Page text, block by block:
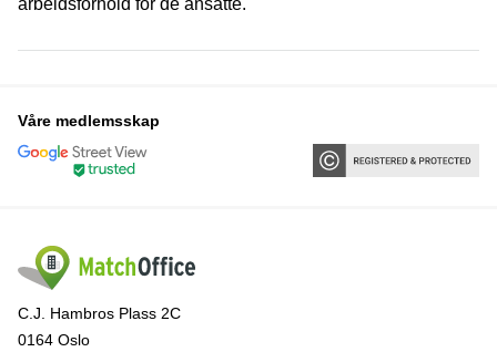
arbeidsforhold for de ansatte.
Våre medlemsskap
C.J. Hambros Plass 2C
0164 Oslo